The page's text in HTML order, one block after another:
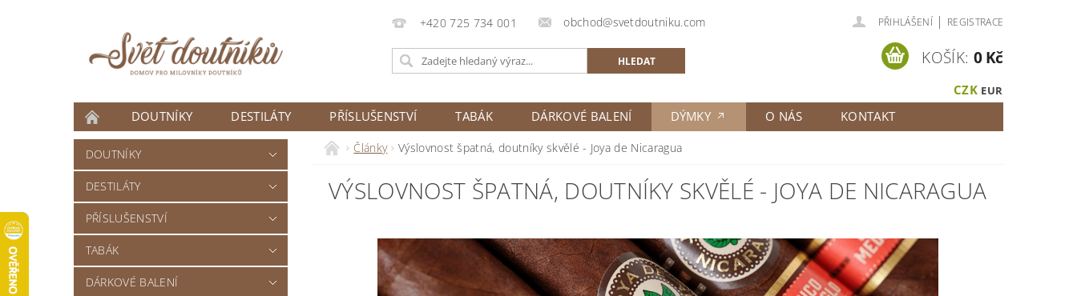
+420 725 734 001 obchod@svetdoutniku.com PŘIHLÁŠENÍ | REGISTRACE
CZK EUR
KOŠÍK: 0 Kč
DOUTNÍKY DESTILÁTY PŘÍSLUŠENSTVÍ TABÁK DÁRKOVÉ BALENÍ DÝMKY O NÁS
KONTAKT
ČLÁNKY
DOUTNÍKY
DESTILÁTY
PŘÍSLUŠENSTVÍ
TABÁK
DÁRKOVÉ BALENÍ
Články Výslovnost špatná, doutníky skvělé - Joya de Nicaragua
VÝSLOVNOST ŠPATNÁ, DOUTNÍKY SKVĚLÉ - JOYA DE NICARAGUA